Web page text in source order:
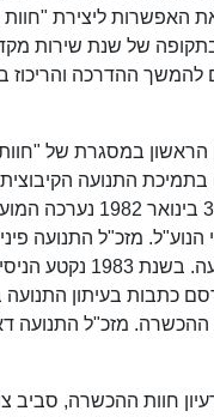
של שנת שירות
להמשך ההדרכה
הניסיון הראשון במסגרת
התנועה
מזכ"ל התנועה
הכותרת של
כתבות בעיתון
מזכ"ל התנועה
מחדש רעיון חוות